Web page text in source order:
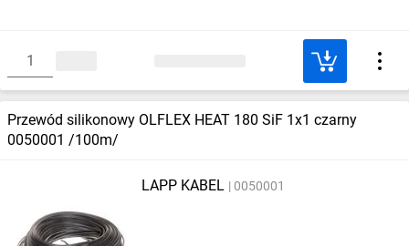
Przewód silikonowy OLFLEX HEAT 180 SiF 1x1 czarny
0050001 /100m/
LAPP KABEL 0050001